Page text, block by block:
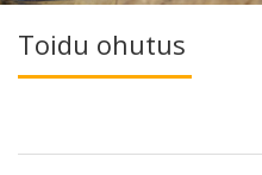
Toidu ohutus